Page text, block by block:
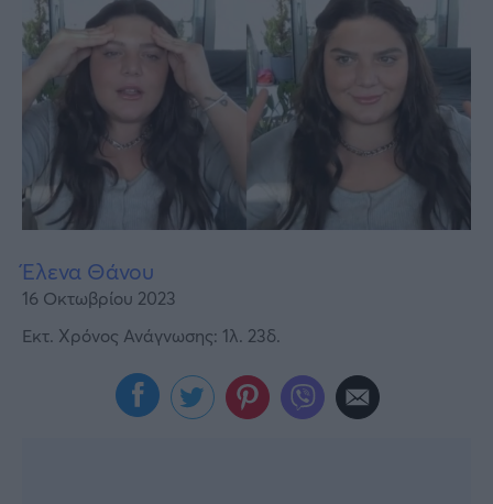
Υγεία
Γυναίκα
Καιρός
Έλενα Θάνου
16 Οκτωβρίου 2023
Εκτ. Χρόνος Ανάγνωσης: 1λ. 23δ.